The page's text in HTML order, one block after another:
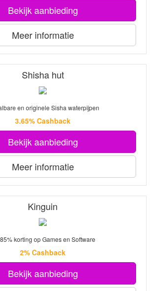
Bekijk aanbieding
Meer informatie
Shisha hut
en originele Sisha waterpijpen
3.65% Cashback
Bekijk aanbieding
Meer informatie
Kinguin
korting op Games en Software
2% Cashback
Bekijk aanbieding